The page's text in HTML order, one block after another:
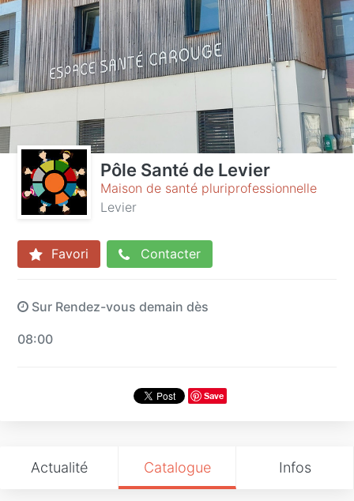
Pôle Santé de Levier
Maison de santé pluriprofessionnelle
Levier
Favori Contacter
Sur Rendez-vous demain dès
08:00
Save
Actualité Catalogue Infos